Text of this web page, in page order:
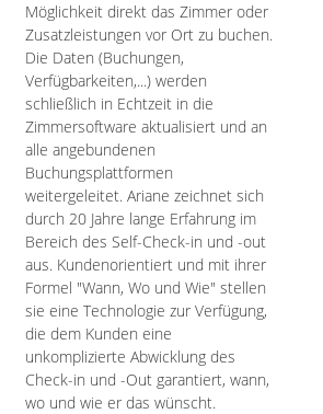
Möglichkeit direkt das Zimmer oder
Zusatzleistungen vor Ort zu buchen.
Die Daten (Buchungen,
Verfügbarkeiten,...) werden
schließlich in Echtzeit in die
Zimmersoftware aktualisiert und an
alle angebundenen
Buchungsplattformen
weitergeleitet. Ariane zeichnet sich
durch 20 Jahre lange Erfahrung im
Bereich des Self-Check-in und -out
aus. Kundenorientiert und mit ihrer
Formel "Wann, Wo und Wie" stellen
sie eine Technologie zur Verfügung,
die dem Kunden eine
unkomplizierte Abwicklung des
Check-in und -Out garantiert, wann,
wo und wie er das wünscht.